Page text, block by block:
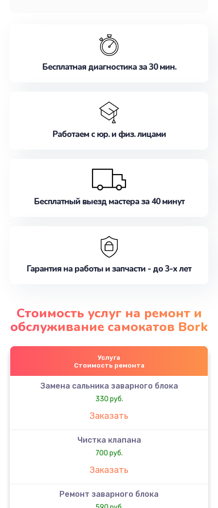
Бесплатная диагностика за 30 мин.
Работаем с юр. и физ. лицами
Бесплатный выезд мастера за 40 минут
Гарантия на работы и запчасти - до 3-х лет
Стоимость услуг на ремонт и
обслуживание самокатов Bork
Услуга
Стоимость ремонта
Замена сальника заварного блока
330 руб.
Заказать
Чистка клапана
700 руб.
Заказать
Ремонт заварного блока